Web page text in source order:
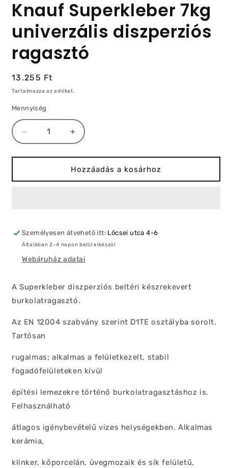
Knauf Superkleber 7kg
univerzális diszperziós
ragasztó
Normál
ár
13.255 Ft
Tartalmazza az adókat.
Mennyiség
Superkleber
7kg
diszperziós
Knauf
Superkleber
7kg
univerzális
diszperziós
Hozzáadás a kosárhoz
Személyesen átvehető itt: Lőcsei utca 4-6
Általában 2–4 napon belül elkészül
Webáruház adatai
A Superkleber diszperziós beltéri készrekevert
burkolatragasztó.
Az EN 12004 szabvány szerint D1TE osztályba sorolt.
Tartósan
rugalmas; alkalmas a felületkezelt, stabil
fogadófelületeken kívül
építési lemezekre történő burkolatragasztáshoz is.
Felhasználható
átlagos igénybevételű vizes helységekben. Alkalmas
kerámia,
klinker, kőporcelán, üvegmozaik és sík felületű,